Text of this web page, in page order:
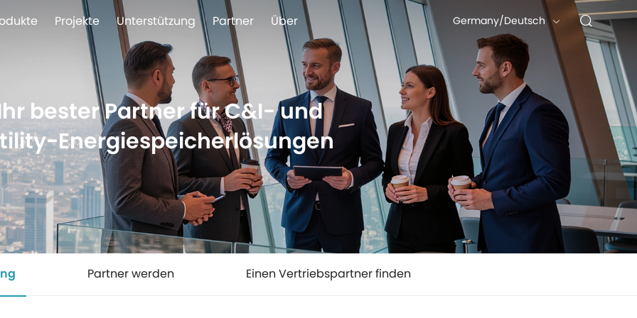
Projekte Unterstützung Partner Über Germany/Deutsch
bester Partner für C&I- und
Energiespeicherlösungen
Partner werden Einen Vertriebspartner finden